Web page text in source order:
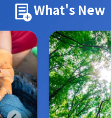
What's New